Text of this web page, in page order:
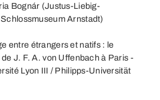
Bognár (Justus-Liebig-
Arnstadt)
entre étrangers et natifs : le
J. F. A. von Uffenbach à Paris -
Lyon III / Philipps-Universität